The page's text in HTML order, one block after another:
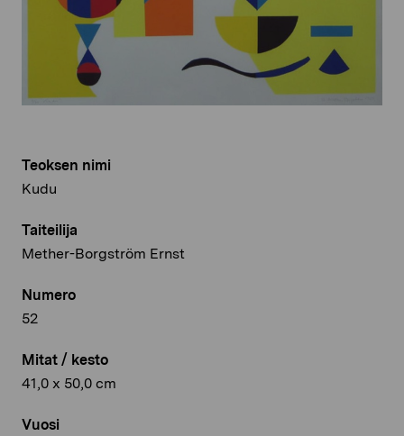
Teoksen nimi
Kudu
Taiteilija
Mether-Borgström Ernst
Numero
52
Mitat / kesto
41,0 x 50,0 cm
Vuosi